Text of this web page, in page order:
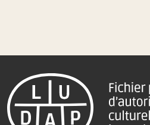
Pied de page